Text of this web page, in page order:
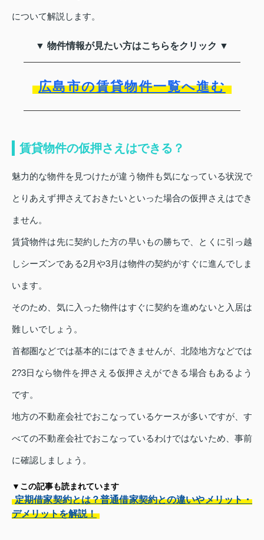
について解説します。
▼ 物件情報が見たい方はこちらをクリック ▼
広島市の賃貸物件一覧へ進む
賃貸物件の仮押さえはできる？
魅力的な物件を見つけたが違う物件も気になっている状況で
とりあえず押さえておきたいといった場合の仮押さえはでき
ません。
賃貸物件は先に契約した方の早いもの勝ちで、とくに引っ越
しシーズンである2月や3月は物件の契約がすぐに進んでしま
います。
そのため、気に入った物件はすぐに契約を進めないと入居は
難しいでしょう。
首都圏などでは基本的にはできませんが、北陸地方などでは
2?3日なら物件を押さえる仮押さえができる場合もあるよう
です。
地方の不動産会社でおこなっているケースが多いですが、す
べての不動産会社でおこなっているわけではないため、事前
に確認しましょう。
▼この記事も読まれています
定期借家契約とは？普通借家契約との違いやメリット・
デメリットを解説！